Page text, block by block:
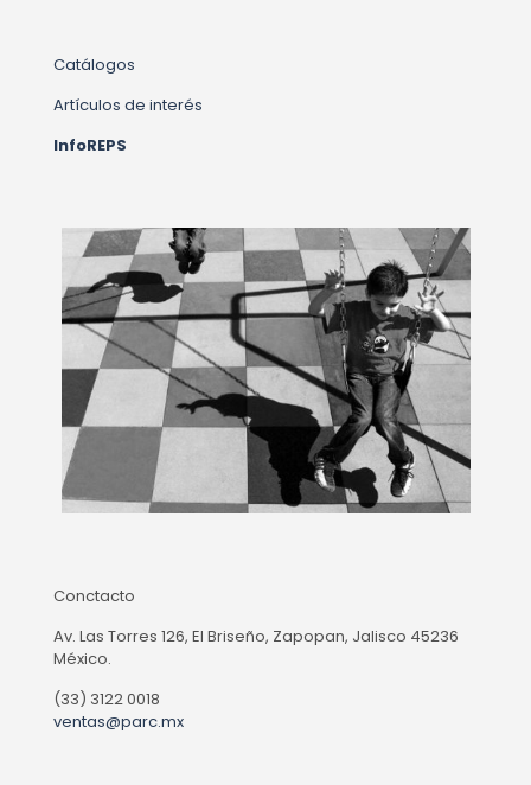
Catálogos
Artículos de interés
InfoREPS
Conctacto
Av. Las Torres 126, El Briseño, Zapopan, Jalisco 45236
México.
(33) 3122 0018
ventas@parc.mx